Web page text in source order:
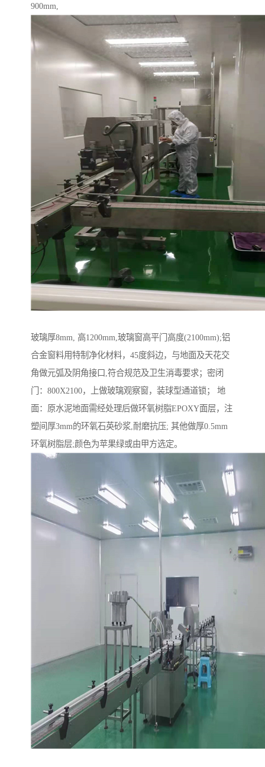
900mm,
玻璃厚8mm, 高1200mm,玻璃窗高平门高度(2100mm);铝
合金窗料用特制净化材料，45度斜边，与地面及天花交
角做元弧及阴角接口,符合规范及卫生消毒要求；密闭
门：800X2100，上做玻璃观察窗，装球型通道锁； 地
面：原水泥地面需经处理后做环氧树脂EPOXY面层，注
塑间厚3mm的环氧石英砂浆,耐磨抗压; 其他做厚0.5mm
环氧树脂层;颜色为苹果绿或由甲方选定。